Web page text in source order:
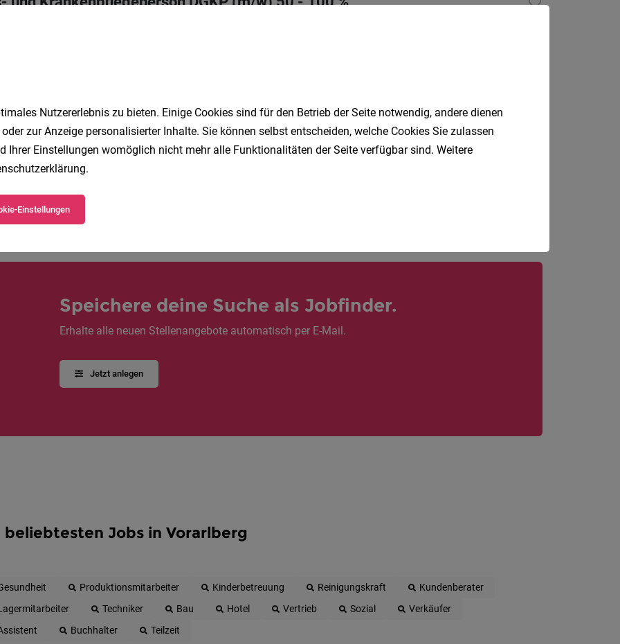
Sozialarbeiter*in oder Psycholog*in
04.08.2026
Speichere deine Suche als Jobfinder.
Erhalte alle neuen Stellenangebote automatisch per E-Mail.
Jetzt anlegen
beliebtesten Jobs in Vorarlberg
Produktionsmitarbeiter Kinderbetreuung Reinigungskraft
Kundenberater
Techniker Bau Hotel Vertrieb Sozial
Verkäufer
Buchhalter Teilzeit
Nutzererlebnis zu bieten. Einige Cookies sind für den Betrieb der Seite notwendig, andere dienen
zur Anzeige personalisierter Inhalte. Sie können selbst entscheiden, welche Cookies Sie zulassen
Ihrer Einstellungen womöglich nicht mehr alle Funktionalitäten der Seite verfügbar sind. Weitere
.
Einstellungen